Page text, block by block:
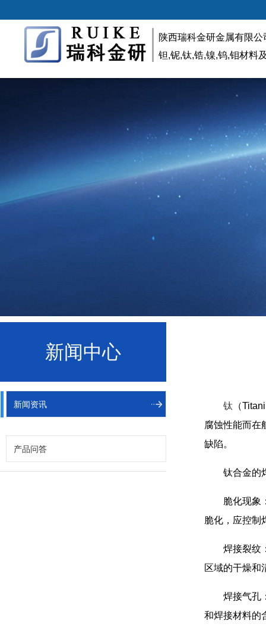
陕西瑞科金研金属有限公
钽,铌,钛,锆,镍,钨,钼材料
新闻中心
新闻资讯
产品问答
钛 （
腐蚀性能而在
缺陷。
钛合金的
脆化现象
脆化，应控制
焊接裂纹
区域的干燥和
焊接气孔
和焊接材料的